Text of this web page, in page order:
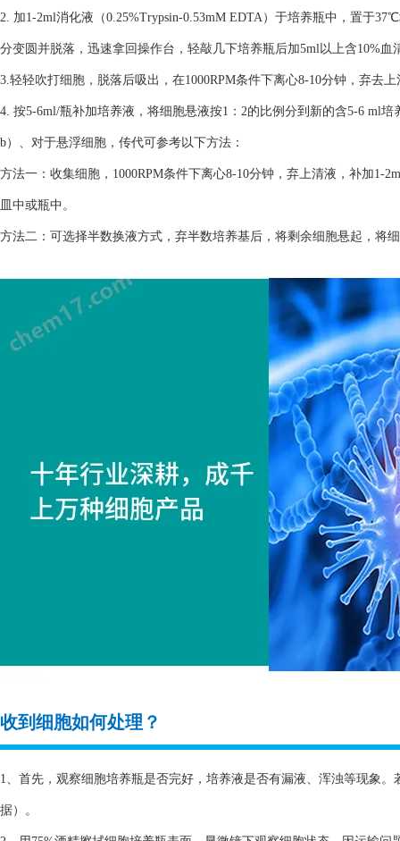
2. 加1-2ml消化液（0.25%Trypsin-0.53mM EDTA）于培养瓶中，置于
分变圆并脱落，迅速拿回操作台，轻敲几下培养瓶后加5ml以上含10%血
3.轻轻吹打细胞，脱落后吸出，在1000RPM条件下离心8-10分钟，弃去
4. 按5-6ml/瓶补加培养液，将细胞悬液按1：2的比例分到新的含5-6 ml培
b）、对于悬浮细胞，传代可参考以下方法：
方法一：收集细胞，1000RPM条件下离心8-10分钟，弃上清液，补加1-
皿中或瓶中。
方法二：可选择半数换液方式，弃半数培养基后，将剩余细胞悬起，将
收到细胞如何处理？
1、首先，观察细胞培养瓶是否完好，培养液是否有漏液、浑浊等现象
据）。